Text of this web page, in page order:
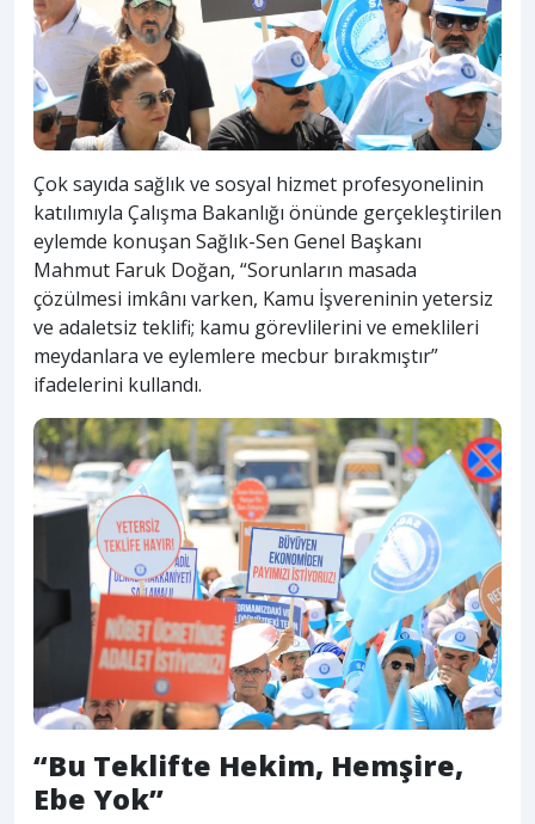
Çok sayıda sağlık ve sosyal hizmet profesyonelinin
katılımıyla Çalışma Bakanlığı önünde gerçekleştirilen
eylemde konuşan Sağlık-Sen Genel Başkanı
Mahmut Faruk Doğan, “Sorunların masada
çözülmesi imkânı varken, Kamu İşvereninin yetersiz
ve adaletsiz teklifi; kamu görevlilerini ve emeklileri
meydanlara ve eylemlere mecbur bırakmıştır”
ifadelerini kullandı.
“Bu Teklifte Hekim, Hemşire,
Ebe Yok”